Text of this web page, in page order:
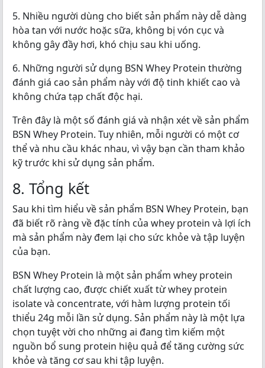
5. Nhiều người dùng cho biết sản phẩm này dễ dàng
hòa tan với nước hoặc sữa, không bị vón cục và
không gây đầy hơi, khó chịu sau khi uống.
6. Những người sử dụng BSN Whey Protein thường
đánh giá cao sản phẩm này với độ tinh khiết cao và
không chứa tạp chất độc hại.
Trên đây là một số đánh giá và nhận xét về sản phẩm
BSN Whey Protein. Tuy nhiên, mỗi người có một cơ
thể và nhu cầu khác nhau, vì vậy bạn cần tham khảo
kỹ trước khi sử dụng sản phẩm.
8. Tổng kết
Sau khi tìm hiểu về sản phẩm BSN Whey Protein, bạn
đã biết rõ ràng về đặc tính của whey protein và lợi ích
mà sản phẩm này đem lại cho sức khỏe và tập luyện
của bạn.
BSN Whey Protein là một sản phẩm whey protein
chất lượng cao, được chiết xuất từ whey protein
isolate và concentrate, với hàm lượng protein tối
thiểu 24g mỗi lần sử dụng. Sản phẩm này là một lựa
chọn tuyệt vời cho những ai đang tìm kiếm một
nguồn bổ sung protein hiệu quả để tăng cường sức
khỏe và tăng cơ sau khi tập luyện.